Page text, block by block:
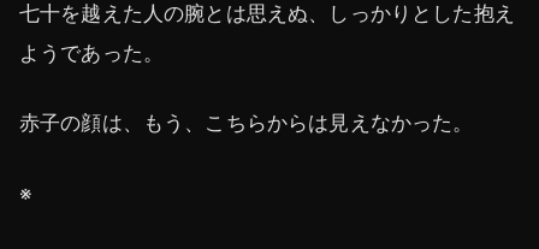
七十を越えた人の腕とは思えぬ、しっかりとした抱え
ようであった。
赤子の顔は、もう、こちらからは見えなかった。
※